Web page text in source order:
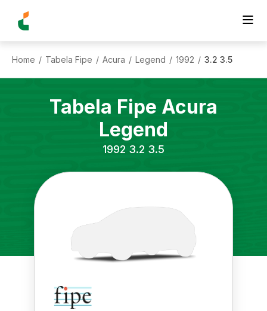
Home / Tabela Fipe / Acura / Legend / 1992 / 3.2 3.5
Tabela Fipe Acura
Legend
1992 3.2 3.5